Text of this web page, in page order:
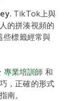
TikTok上與
的拼湊視頻的
些標籤經常與
專業培訓師 和
，正確的形式
南。